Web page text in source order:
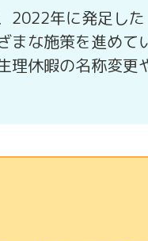
2022年に発足し
まな施策を進め
理休暇の名称変